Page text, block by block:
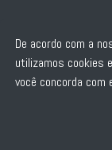
De acordo com a
utilizamos cookies
você concorda